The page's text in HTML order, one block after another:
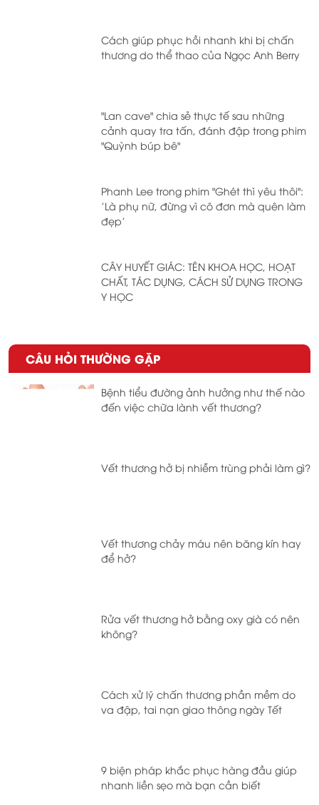
Cách giúp phục hồi nhanh khi bị chấn
thương do thể thao của Ngọc Anh Berry
"Lan cave" chia sẻ thực tế sau những
cảnh quay tra tấn, đánh đập trong phim
"Quỳnh búp bê"
Phanh Lee trong phim "Ghét thì yêu thôi":
'Là phụ nữ, đừng vì cô đơn mà quên làm
đẹp'
CÂY HUYẾT GIÁC: TÊN KHOA HỌC, HOẠT
CHẤT, TÁC DỤNG, CÁCH SỬ DỤNG TRONG
Y HỌC
CÂU HỎI THƯỜNG GẶP
Bệnh tiểu đường ảnh hưởng như thế nào
đến việc chữa lành vết thương?
Vết thương hở bị nhiễm trùng phải làm gì?
Vết thương chảy máu nên băng kín hay
để hở?
Rửa vết thương hở bằng oxy già có nên
không?
Cách xử lý chấn thương phần mềm do
va đập, tai nạn giao thông ngày Tết
9 biện pháp khắc phục hàng đầu giúp
nhanh liền sẹo mà bạn cần biết